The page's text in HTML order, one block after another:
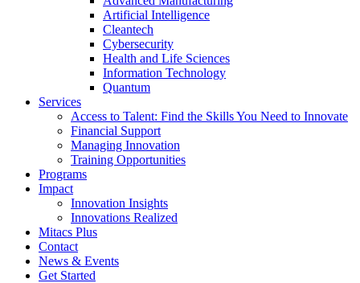
Artificial Intelligence
Cleantech
Cybersecurity
Health and Life Sciences
Information Technology
Quantum
Services
Access to Talent: Find the Skills You Need to Innovate
Financial Support
Managing Innovation
Training Opportunities
Programs
Impact
Innovation Insights
Innovations Realized
Mitacs Plus
Contact
News & Events
Get Started